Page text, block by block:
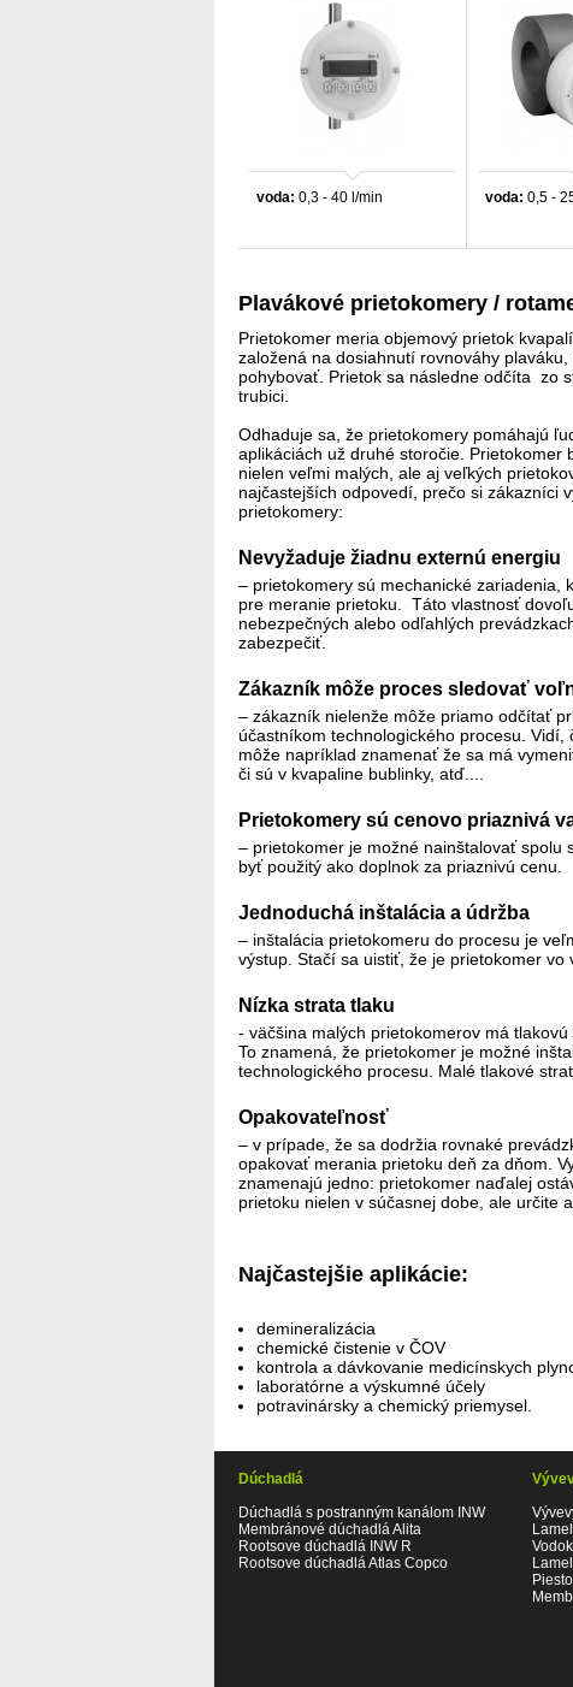
voda: 0,3 - 40 l/min voda: 0,5 -
Plavákové prietokomery /
Prietokomer meria objemový prietok
založená na dosiahnutí rovnováhy
pohybovať. Prietok sa následne odčíta zo
trubici.
Odhaduje sa, že prietokomery pomáhajú
aplikáciách už druhé storočie. Prietokomer
nielen veľmi malých, ale aj veľkých
najčastejších odpovedí, prečo si zákazníci
prietokomery:
Nevyžaduje žiadnu externú energiu
– prietokomery sú mechanické zariadenia,
pre meranie prietoku. Táto vlastnosť
nebezpečných alebo odľahlých
zabezpečiť.
Zákazník môže proces sledovať
– zákazník nielenže môže priamo odčítať
účastníkom technologického procesu.
môže napríklad znamenať že sa má
či sú v kvapaline bublinky, atď....
Prietokomery sú cenovo priaznivá
– prietokomer je možné nainštalovať
byť použitý ako doplnok za priaznivú cenu.
Jednoduchá inštalácia a údržba
– inštalácia prietokomeru do procesu je
výstup. Stačí sa uistiť, že je prietokomer
Nízka strata tlaku
- väčšina malých prietokomerov má
To znamená, že prietokomer je možné
technologického procesu. Malé tlakové
Opakovateľnosť
– v prípade, že sa dodržia rovnaké
opakovať merania prietoku deň za dňom.
znamenajú jedno: prietokomer naďalej
prietoku nielen v súčasnej dobe, ale určite
Najčastejšie aplikácie:
demineralizácia
chemické čistenie v ČOV
kontrola a dávkovanie medicínskych
laboratórne a výskumné účely
potravinársky a chemický priemysel.
Dúchadlá
Dúchadlá s postranným kanálom INW
Membránové dúchadlá Alita
Rootsove dúchadlá INW R
Rootsove dúchadlá Atlas Copco